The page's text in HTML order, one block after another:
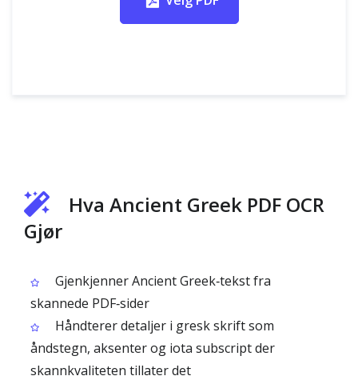
Hva Ancient Greek PDF OCR
Gjør
Gjenkjenner Ancient Greek‑tekst fra
skannede PDF‑sider
Håndterer detaljer i gresk skrift som
åndstegn, aksenter og iota subscript der
skannkvaliteten tillater det